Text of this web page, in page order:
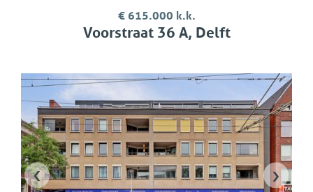
€ 615.000 k.k.
Voorstraat 36 A, Delft
‹ ›